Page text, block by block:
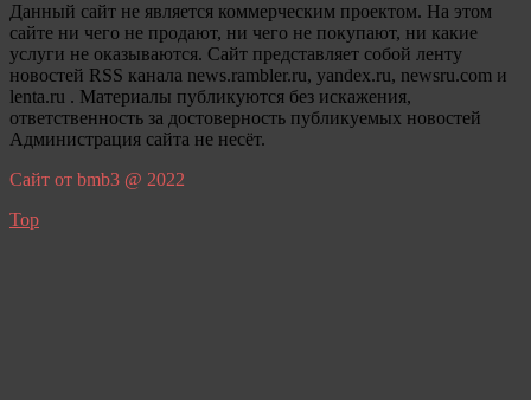
Данный сайт не является коммерческим проектом. На этом
сайте ни чего не продают, ни чего не покупают, ни какие
услуги не оказываются. Сайт представляет собой ленту
новостей RSS канала news.rambler.ru, yandex.ru, newsru.com и
lenta.ru . Материалы публикуются без искажения,
ответственность за достоверность публикуемых новостей
Администрация сайта не несёт.
Сайт от bmb3 @ 2022
Top